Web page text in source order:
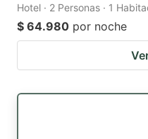
Hotel · 2 Personas · 1
$ 64.980 por noche